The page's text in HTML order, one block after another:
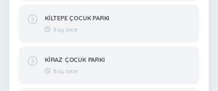
KİLTEPE ÇOCUK PARKI
8 ay önce
KİRAZ ÇOCUK PARKI
8 ay önce